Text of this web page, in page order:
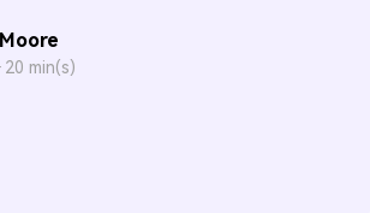
20 min(s)